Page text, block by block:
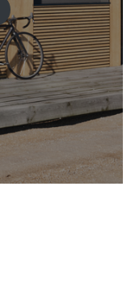
od
zł249.00
do
zł499.00